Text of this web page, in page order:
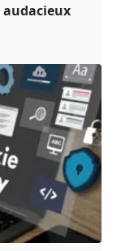
audacieux